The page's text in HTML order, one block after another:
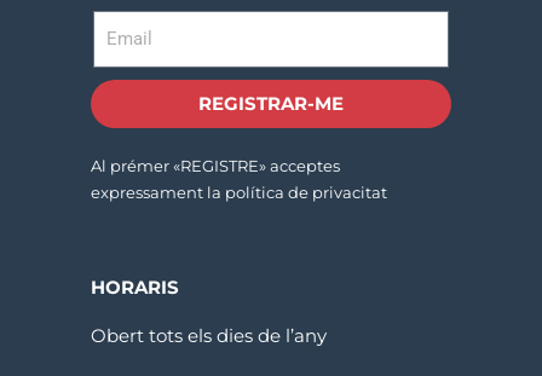
REGISTRAR-ME
Al prémer «REGISTRE» acceptes
expressament la política de privacitat
HORARIS
Obert tots els dies de l’any